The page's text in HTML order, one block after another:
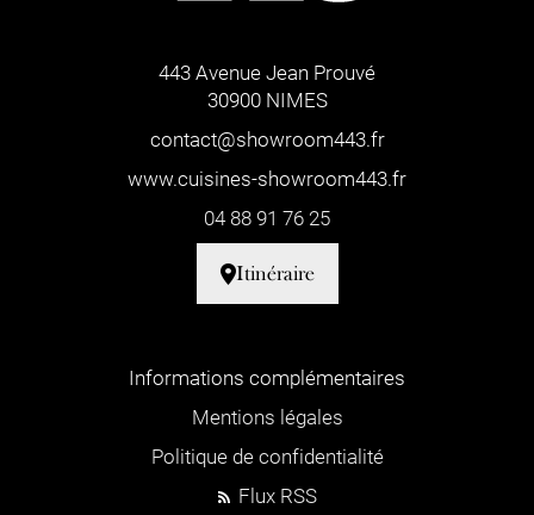
443 Avenue Jean Prouvé
30900 NIMES
contact@showroom443.fr
www.cuisines-showroom443.fr
04 88 91 76 25
Itinéraire
Informations complémentaires
Mentions légales
Politique de confidentialité
Flux RSS